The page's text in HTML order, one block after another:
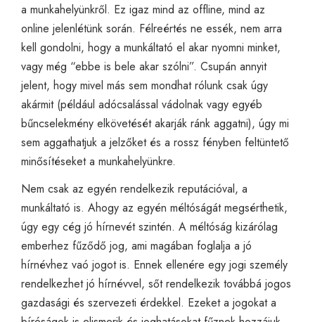
a munkahelyünkről. Ez igaz mind az offline, mind az
online jelenlétünk során. Félreértés ne essék, nem arra
kell gondolni, hogy a munkáltató el akar nyomni minket,
vagy még “ebbe is bele akar szólni”. Csupán annyit
jelent, hogy mivel más sem mondhat rólunk csak úgy
akármit (például adócsalással vádolnak vagy egyéb
bűncselekmény elkövetését akarják ránk aggatni), úgy mi
sem aggathatjuk a jelzőket és a rossz fényben feltüntető
minősítéseket a munkahelyünkre.
Nem csak az egyén rendelkezik reputációval, a
munkáltató is. Ahogy az egyén méltóságát megsérthetik,
úgy egy cég jó hírnevét szintén. A méltóság kizárólag
emberhez fűződő jog, ami magában foglalja a jó
hírnévhez vaó jogot is. Ennek ellenére egy jogi személy
rendelkezhet jó hírnévvel, sőt rendelkezik továbbá jogos
gazdasági és szervezeti érdekkel. Ezeket a jogokat a